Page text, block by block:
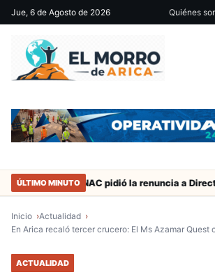
Jue, 6 de Agosto de 2026 Quiénes
ÚLTIMO MINUTO
SERNAC pidió la renuncia a Director
Inicio
Actualidad
En Arica recaló tercer crucero: El Ms Azamar Quest
ACTUALIDAD